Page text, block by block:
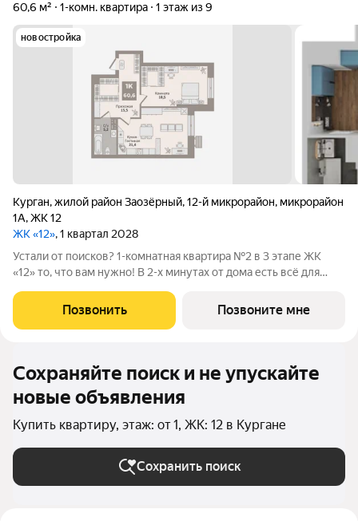
60,6 м²
1-комн. квартира 1 этаж из 9
новостройка
Курган,жилой район Заозёрный,12-й микрорайон, микрорайон
1А,ЖК 12
ЖК «12», 1 квартал 2028
Устали от поисков? 1-комнатная квартира №2 в 3 этапе ЖК
«12» то, что вам нужно! В 2-х минутах от дома есть всё для
выдачи, новый бассейн и Ледовый дворец. Общая площадь
60,6 м включает: -
Позвонить Позвоните мне
Сохраняйте поиск и не упускайте
новые объявления
Купить квартиру, этаж: от 1, ЖК: 12 в Кургане
Сохранить поиск